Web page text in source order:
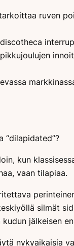
ruven
discotheca
“dilapidated”?
kun
vaan tilapiaa.
silmät
jälkeisen
nykyaikaisia